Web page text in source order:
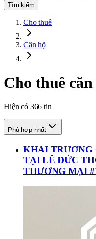
Tìm kiếm
Cho thuê
Căn hộ
Cho thuê
Hiện có 366 tin
Phù hợp nhất
KHAI TRƯƠNG
TẠI LÊ ĐỨC
THƯƠNG MẠI